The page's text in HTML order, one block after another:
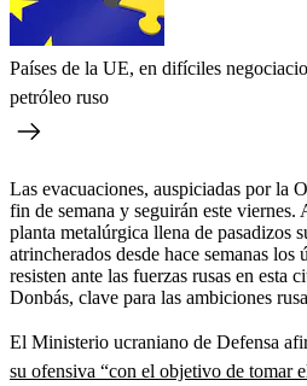
Países de la UE, en difíciles
petróleo ruso
Las evacuaciones, auspiciadas por la
fin de semana y seguirán este viernes.
planta metalúrgica llena de pasadizos
atrincherados desde hace semanas los
resisten ante las fuerzas rusas en esta
Donbás, clave para las ambiciones
El Ministerio ucraniano de Defensa
su ofensiva “con el objetivo de tomar